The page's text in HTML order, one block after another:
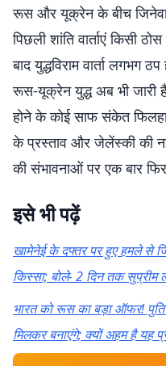
रूस और यूक्रेन के बीच
पिछली शांति वार्ताएं किसी
बाद युद्धविराम वार्ता
रूस-यूक्रेन युद्ध अब भी जारी
होने के कोई साफ संकेत
के प्रस्ताव और जेलेंस्की की
की संभावनाओं पर एक बार
इसे भी पढ़ें
खामेनेई के दफ्तर पर हुए हमले से
किस्सा; बोले- 2 दिन तक सुप्रीम
भारत को रूस का बड़ा ऑफर!
मिलकर बनाएंगे; क्यों अहम है यह